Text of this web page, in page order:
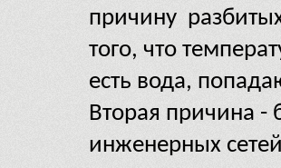
причину
того, что
есть вода,
Вторая причина -
инженерных